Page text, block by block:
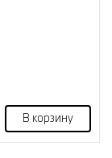
В корзину